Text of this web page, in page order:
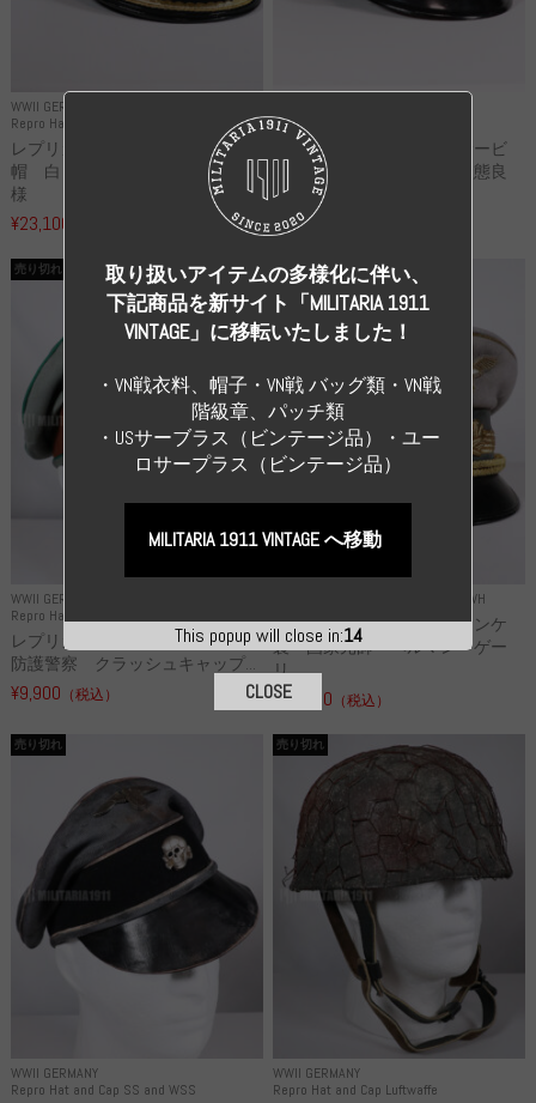
WWII GERMANY
Repro Hat and Cap Kriegsmarine
レプリカ ドイツ海軍 尉官制
帽 白トップ Uボートクルー仕
様
¥23,100
Original Hat and Cap Other
実物 ドイツフォレストサービ
ス 兵・下士官用制帽 状態良
い...
¥99,000
WWII GERMANY
Repro Hat and Cap Police and other
売り切れ
レプリカ ドイツ秩序警察 都市
防護警察 クラッシュキャップ...
¥9,900 （税込）
Repro Uniforms WH
売り切れ
レプリカ ミヒャエル・ヤンケ
製 国家元帥 ヘルマン・ゲー
リ...
¥55,000 （税込）
WWII GERMANY
Repro Hat and Cap SS and WSS
売り切れ
WWII GERMANY
Repro Hat and Cap Luftwaffe
売り切れ
This popup will close in:13
取り扱いアイテムの多様化に伴い、
下記商品を新サイト「MILITARIA 1911
VINTAGE」に移転いたしました！
・VN戦衣料、帽子・VN戦 バッグ類・VN戦
階級章、パッチ類
・USサーブラス（ビンテージ品）・ユー
ロサープラス（ビンテージ品）
MILITARIA 1911 VINTAGE へ移動
CLOSE